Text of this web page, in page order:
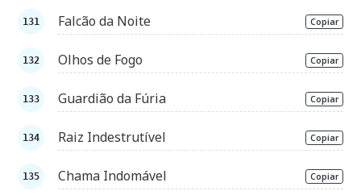
Falcão da Noite Copiar
Olhos de Fogo Copiar
Guardião da Fúria Copiar
Raiz Indestrutível Copiar
Chama Indomável Copiar